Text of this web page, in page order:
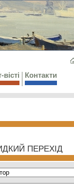
Контакти
ПЕРЕХІД